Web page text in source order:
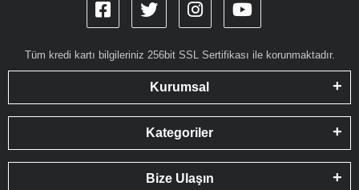
Tüm kredi kartı bilgileriniz 256bit SSL Sertifikası ile korunmaktadır.
Kurumsal
Kategoriler
Bize Ulaşın